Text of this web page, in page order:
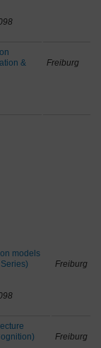
&
Freiburg
models
Freiburg
Freiburg